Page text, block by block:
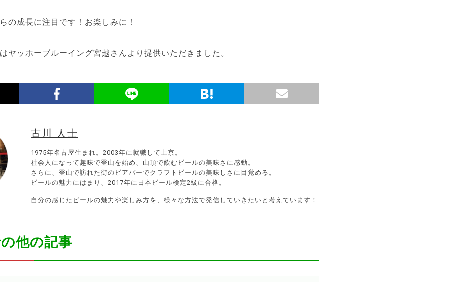
の成長に注目です！お楽しみに！
ヤッホーブルーイング宮越さんより提供いただきました。
古川 人士
1975年名古屋生まれ。2003年に就職して上京。
社会人になって趣味で登山を始め、山頂で飲むビールの美味さに感動。
さらに、登山で訪れた街のビアバーでクラフトビールの美味しさに目覚める。
ビールの魅力にはまり、2017年に日本ビール検定2級に合格。
自分の感じたビールの魅力や楽しみ方を、様々な方法で発信していきたいと考えています！
他の記事